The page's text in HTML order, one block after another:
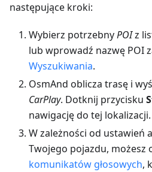
następujące kroki:
Wybierz potrzebnyPOIz
lub wprowadź nazwę POI
Wyszukiwania.
OsmAnd oblicza trasę i
CarPlay. Dotknij przycisku
nawigację do tej lokalizacji.
W zależności od ustawień
Twojego pojazdu, możesz
komunikatów głosowych,